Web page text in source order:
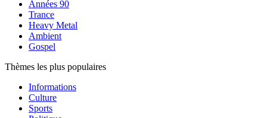
Années 90
Trance
Heavy Metal
Ambient
Gospel
Thèmes les plus populaires
Informations
Culture
Sports